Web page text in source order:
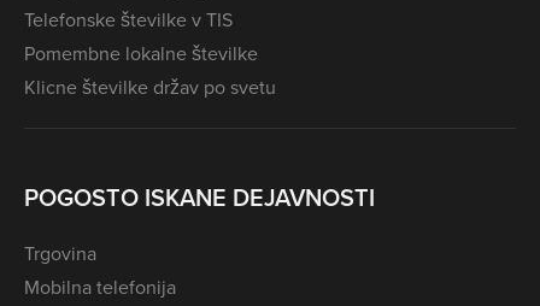
Telefonske številke v TIS
Pomembne lokalne številke
Klicne številke držav po svetu
POGOSTO ISKANE DEJAVNOSTI
Trgovina
Mobilna telefonija